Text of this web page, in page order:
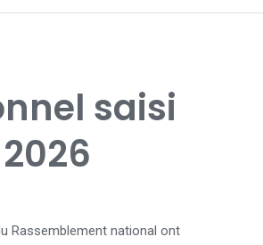
saisi
Rassemblement national ont